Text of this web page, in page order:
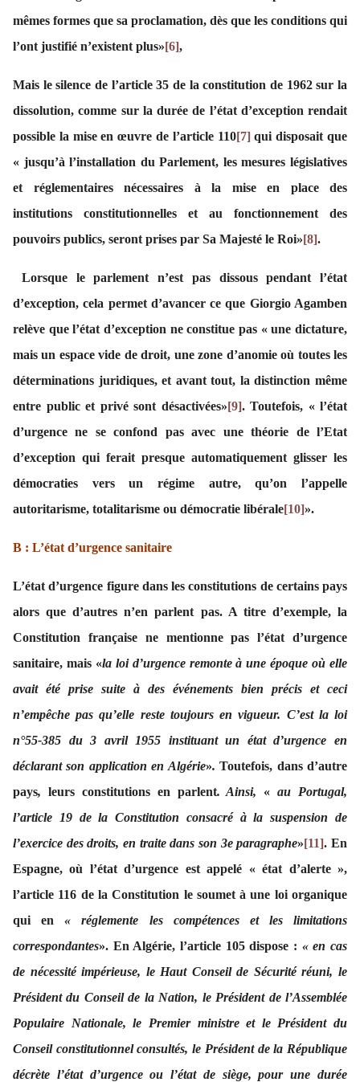
mêmes formes que sa proclamation, dès que les conditions qui
l’ont justifié n’existent plus»[6],
Mais le silence de l’article 35 de la constitution de 1962 sur la
dissolution, comme sur la durée de l’état d’exception rendait
possible la mise en œuvre de l’article 110[7]qui disposait que
« jusqu’à l’installation du Parlement, les mesures législatives
et réglementaires nécessaires à la mise en place des
institutions constitutionnelles et au fonctionnement des
pouvoirs publics, seront prises par Sa Majesté le Roi»[8].
Lorsque le parlement n’est pas dissous pendant l’état
d’exception, cela permet d’avancer ce que Giorgio Agamben
relève que l’état d’exception ne constitue pas « une dictature,
mais un espace vide de droit, une zone d’anomie où toutes les
déterminations juridiques, et avant tout, la distinction même
entre public et privé sont désactivées»[9]. Toutefois, « l’état
d’urgence ne se confond pas avec une théorie de l’Etat
d’exception qui ferait presque automatiquement glisser les
démocraties vers un régime autre, qu’on l’appelle
autoritarisme, totalitarisme ou démocratie libérale[10]».
B : L’état d’urgence sanitaire
L’état d’urgence figure dans les constitutions de certains pays
alors que d’autres n’en parlent pas. A titre d’exemple, la
Constitution française ne mentionne pas l’état d’urgence
sanitaire, mais «la loi d’urgence remonte à une époque où elle
avait été prise suite à des événements bien précis et ceci
n’empêche pas qu’elle reste toujours en vigueur. C’est la loi
n°55-385 du 3 avril 1955 instituant un état d’urgence en
déclarant son application en Algérie».Toutefois, dans d’autre
pays, leurs constitutions en parlent. Ainsi, «au Portugal,
l’article 19 de la Constitution consacré à la suspension de
l’exercice des droits, en traite dans son 3e paragraphe»[11]. En
Espagne, où l’état d’urgence est appelé « état d’alerte »,
l’article 116 de la Constitution le soumet à une loi organique
qui en« réglemente les compétences et les limitations
correspondantes». En Algérie, l’article 105 dispose : « en cas
de nécessité impérieuse, le Haut Conseil de Sécurité réuni, le
Président du Conseil de la Nation, le Président de l’Assemblée
Populaire Nationale, le Premier ministre et le Président du
Conseil constitutionnel consultés, le Président de la République
décrète l’état d’urgence ou l’état de siège, pour une durée